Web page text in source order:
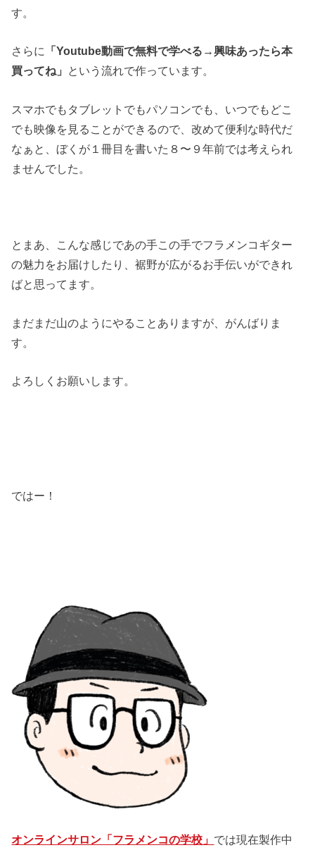
す。
さらに
「Youtube動画で無料で学べる→興味あったら本
買ってね」 という流れで作っています。
スマホでもタブレットでもパソコンでも、いつでもどこ
でも映像を見ることができるので、改めて便利な時代だ
なぁと、ぼくが１冊目を書いた８〜９年前では考えられ
ませんでした。
とまあ、こんな感じであの手この手でフラメンコギター
の魅力をお届けしたり、裾野が広がるお手伝いができれ
ばと思ってます。
まだまだ山のようにやることありますが、がんばりま
す。
よろしくお願いします。
ではー！
オンラインサロン「フラメンコの学校」 では現在製作中